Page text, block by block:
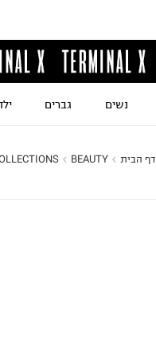
נשים גברים
דף הבית BEAUTY